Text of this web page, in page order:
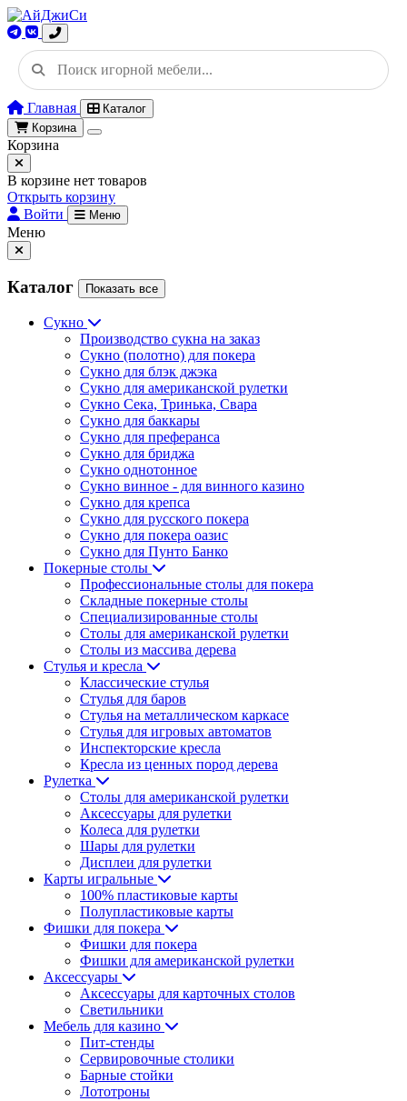
Главная
Каталог
Корзина
Корзина
В корзине нет товаров
Открыть корзину
Войти
Меню
Меню
Каталог Показать все
Сукно
Производство сукна на заказ
Сукно (полотно) для покера
Сукно для блэк джэка
Сукно для американской рулетки
Сукно Сека, Тринька, Свара
Сукно для баккары
Сукно для преферанса
Сукно для бриджа
Сукно однотонное
Сукно винное - для винного казино
Сукно для крепса
Сукно для русского покера
Сукно для покера оазис
Сукно для Пунто Банко
Покерные столы
Профессиональные столы для покера
Складные покерные столы
Специализированные столы
Столы для американской рулетки
Столы из массива дерева
Стулья и кресла
Классические стулья
Стулья для баров
Стулья на металлическом каркасе
Стулья для игровых автоматов
Инспекторские кресла
Кресла из ценных пород дерева
Рулетка
Столы для американской рулетки
Аксессуары для рулетки
Колеса для рулетки
Шары для рулетки
Дисплеи для рулетки
Карты игральные
100% пластиковые карты
Полупластиковые карты
Фишки для покера
Фишки для покера
Фишки для американской рулетки
Аксессуары
Аксессуары для карточных столов
Светильники
Мебель для казино
Пит-стенды
Сервировочные столики
Барные стойки
Лототроны